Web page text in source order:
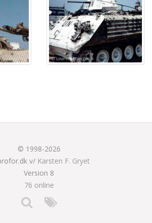
© 1998-2026
v/ Karsten F. Gryet
Version 8
76 online